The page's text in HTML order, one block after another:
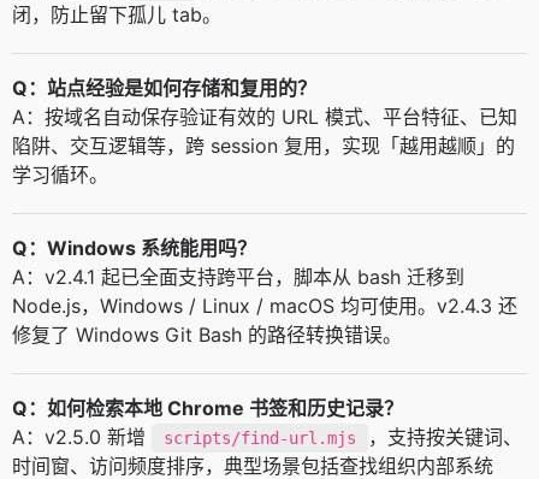
闭，防止留下孤儿 tab。
Q：站点经验是如何存储和复用的？
A：按域名自动保存验证有效的 URL 模式、平台特征、已知
陷阱、交互逻辑等，跨 session 复用，实现「越用越顺」的
学习循环。
Q：Windows 系统能用吗？
A：v2.4.1 起已全面支持跨平台，脚本从 bash 迁移到
Node.js，Windows / Linux / macOS 均可使用。v2.4.3 还
修复了 Windows Git Bash 的路径转换错误。
Q：如何检索本地 Chrome 书签和历史记录？
A：v2.5.0 新增
scripts/find-url.mjs
，支持按关键词、
时间窗、访问频度排序，典型场景包括查找组织内部系统